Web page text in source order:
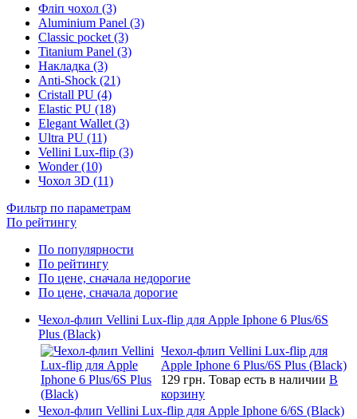
Фліп чохол (3)
Aluminium Panel (3)
Classic pocket (3)
Titanium Panel (3)
Накладка (3)
Anti-Shock (21)
Cristall PU (4)
Elastic PU (18)
Elegant Wallet (3)
Ultra PU (11)
Vellini Lux-flip (3)
Wonder (10)
Чохол 3D (11)
Фильтр по параметрам
По рейтингу
По популярности
По рейтингу
По цене, сначала недорогие
По цене, сначала дорогие
Чехол-флип Vellini Lux-flip для Apple Iphone 6 Plus/6S
Plus (Black)
Чехол-флип Vellini Lux-flip для
Apple Iphone 6 Plus/6S Plus (Black)
129 грн. Товар есть в наличии В
корзину
Чехол-флип Vellini Lux-flip для Apple Iphone 6/6S (Black)